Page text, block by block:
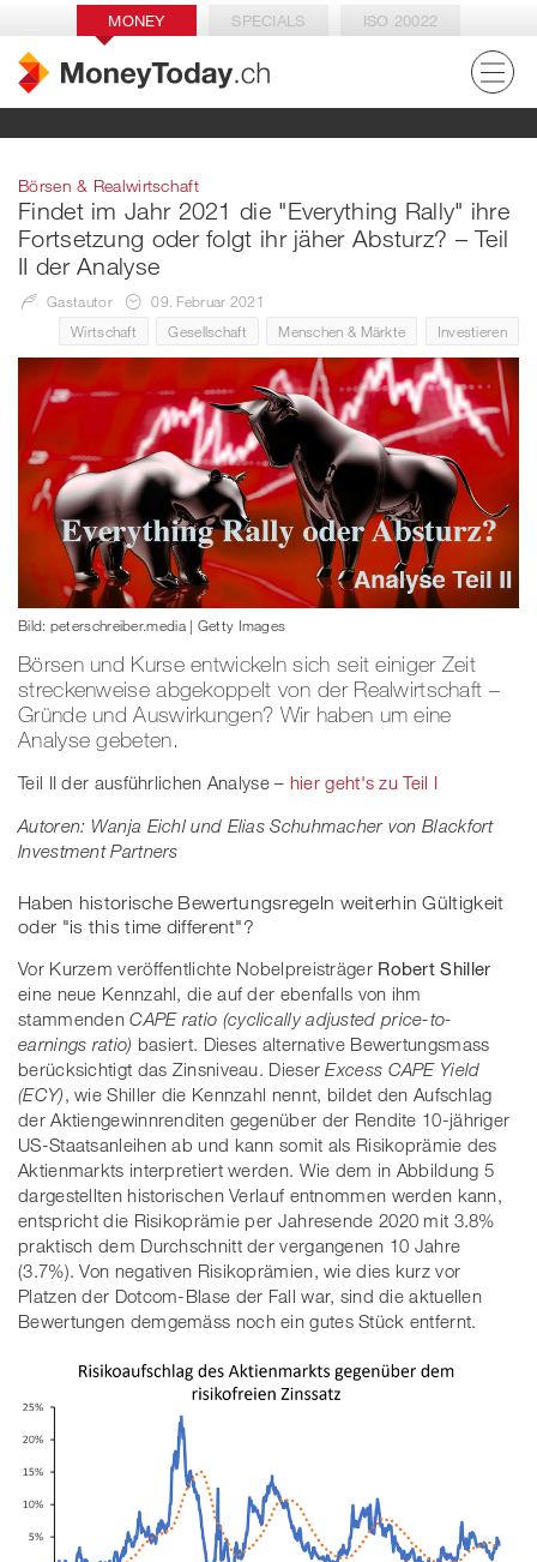
MONEY SPECIALS ISO 20022
Börsen & Realwirtschaft
Findet im Jahr 2021 die "Everything Rally" ihre
Fortsetzung oder folgt ihr jäher Absturz? – Teil
II der Analyse
Gastautor
09. Februar 2021
Wirtschaft
Gesellschaft Menschen & Märkte Investieren
Bild: peterschreiber.media | Getty Images
Börsen und Kurse entwickeln sich seit einiger Zeit
streckenweise abgekoppelt von der Realwirtschaft –
Gründe und Auswirkungen? Wir haben um eine
Analyse gebeten.
Teil II der ausführlichen Analyse – hier geht's zu Teil I
Autoren: Wanja Eichl und Elias Schuhmacher von Blackfort
Investment Partners
Haben historische Bewertungsregeln weiterhin Gültigkeit
oder "is this time different"?
Vor Kurzem veröffentlichte Nobelpreisträger Robert Shiller
eine neue Kennzahl, die auf der ebenfalls von ihm
stammendenCAPE ratio (cyclically adjusted price-to-
earnings ratio) basiert. Dieses alternative Bewertungsmass
berücksichtigt das Zinsniveau. DieserExcess CAPE Yield
(ECY), wie Shiller die Kennzahl nennt, bildet den Aufschlag
der Aktiengewinnrenditen gegenüber der Rendite 10-jähriger
US-Staatsanleihen ab und kann somit als Risikoprämie des
Aktienmarkts interpretiert werden. Wie dem in Abbildung 5
dargestellten historischen Verlauf entnommen werden kann,
entspricht die Risikoprämie per Jahresende 2020 mit 3.8%
praktisch dem Durchschnitt der vergangenen 10 Jahre
(3.7%). Von negativen Risikoprämien, wie dies kurz vor
Platzen der Dotcom-Blase der Fall war, sind die aktuellen
Bewertungen demgemäss noch ein gutes Stück entfernt.